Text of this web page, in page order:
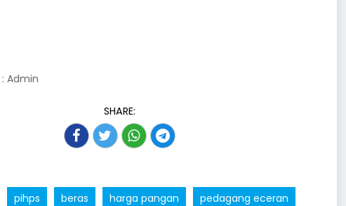
: Admin
SHARE:
pihps beras harga pangan pedagang eceran